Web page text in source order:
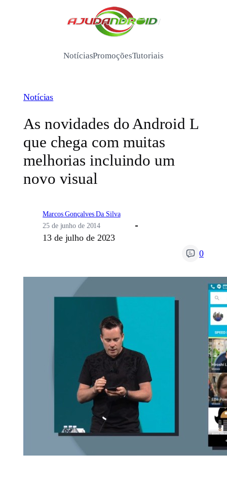
/
NotíciasPromoçõesTutoriais
Notícias
As novidades do Android L
que chega com muitas
melhorias incluindo um
novo visual
Marcos Gonçalves Da Silva
25 de junho de 2014
13 de julho de 2023
0